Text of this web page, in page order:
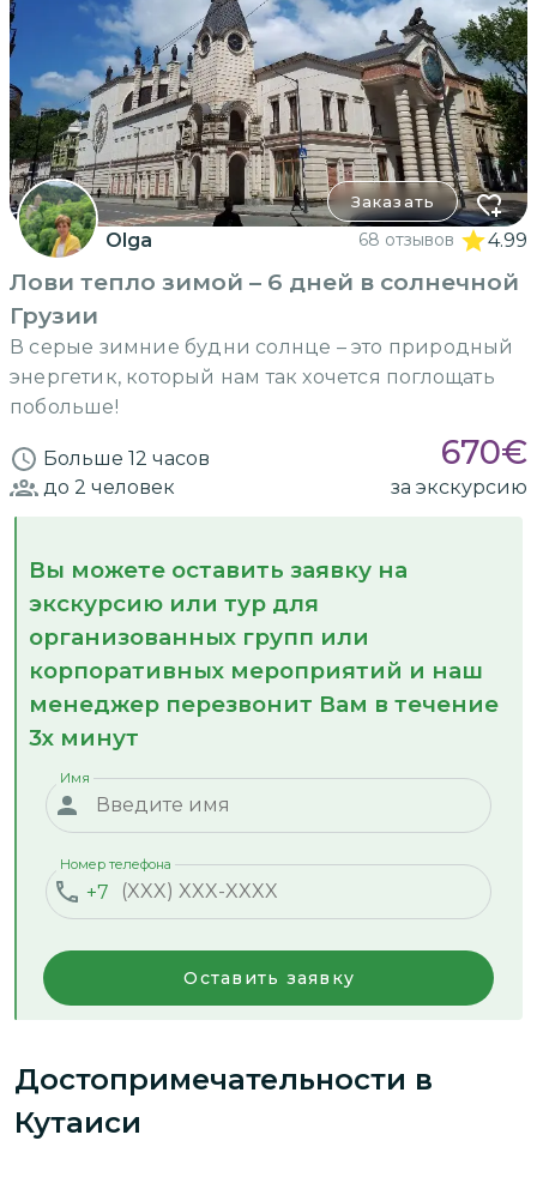
Заказать
Olga 68 отзывов 4.99
Лови тепло зимой – 6 дней в солнечной
Грузии
В серые зимние будни солнце – это природный
энергетик, который нам так хочется поглощать
побольше!
Больше 12 часов 670€
до 2 человек за экскурсию
Вы можете оставить заявку на
экскурсию или тур для
организованных групп или
корпоративных мероприятий и наш
менеджер перезвонит Вам в течение
3х минут
Имя
+7
Номер телефона
Оставить заявку
Достопримечательности в
Кутаиси